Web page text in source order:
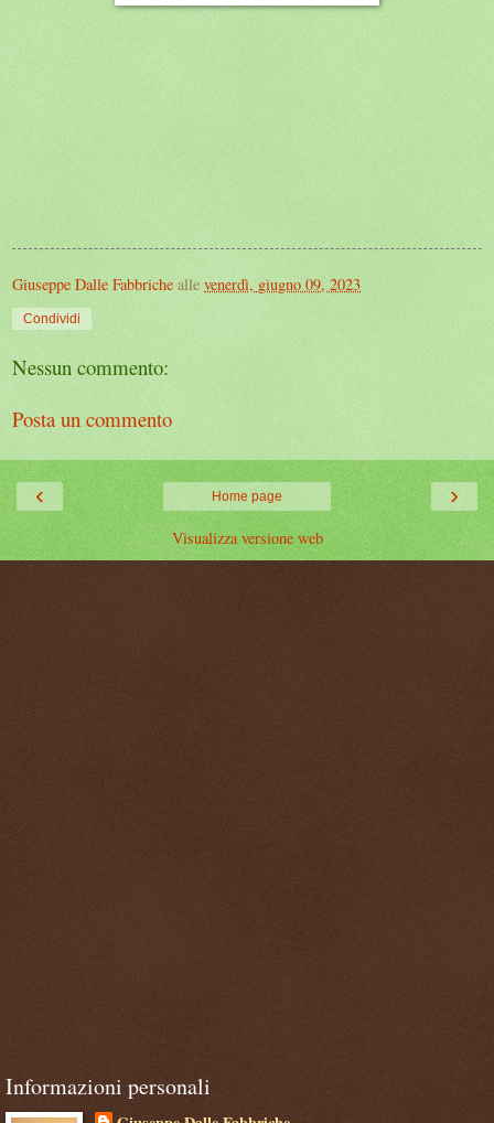
Giuseppe Dalle Fabbriche alle venerdì, giugno 09, 2023
Condividi
Nessun commento:
Posta un commento
‹ ›
Home page
Visualizza versione web
Informazioni personali